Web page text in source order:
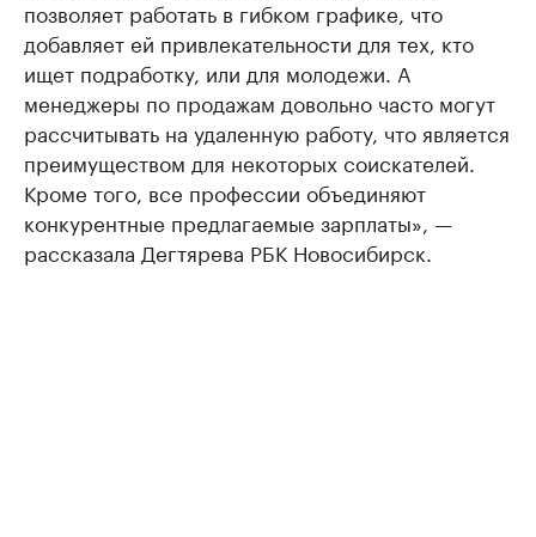
позволяет работать в гибком графике, что
добавляет ей привлекательности для тех, кто
ищет подработку, или для молодежи. А
менеджеры по продажам довольно часто могут
рассчитывать на удаленную работу, что является
преимуществом для некоторых соискателей.
Кроме того, все профессии объединяют
конкурентные предлагаемые зарплаты», —
рассказала Дегтярева РБК Новосибирск.